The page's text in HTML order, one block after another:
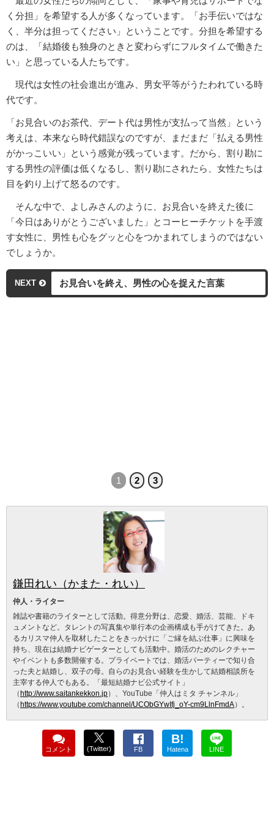
く分担」を希望する人が多くなっています。「お手伝いではな
く、半分は担ってください」ということです。分担を希望する
のは、「結婚後も独身のときと変わらずにフルタイムで働きた
い」と思っている人たちです。
現代は女性の社会進出が進み、男女平等がうたわれている時
代です。
「お見合いのお茶代、デート代は男性が支払って当然」という
考えは、本来なら時代錯誤なのですが、まだまだ「払える男性
がかっこいい」という感覚が残っています。だから、割り勘に
する男性の評価は低くなるし、割り勘にされたら、女性たちは
目を釣り上げて怒るのです。
そんな中で、よしみさんのように、お見合いを終えた後に
「今日はありがとうございました」とコーヒーチケットを手渡
す女性に、男性も心をグッと心をつかまれてしまうのではない
でしょうか。
NEXT お見合いを終え、男性の心を捉えた言葉
1 2 3
鎌田れい（かまた・れい）
仲人・ライター
雑誌や書籍のライターとして活動。得意分野は、恋愛、婚活、芸能、ドキ
ュメントなど。タレントの写真集や単行本の企画構成も手がけてきた。あ
るカリスマ仲人を取材したことをきっかけに「ご縁を結ぶ仕事」に興味を
持ち、現在は結婚ナビゲーターとしても活動中。婚活のためのレクチャー
やイベントも多数開催する。プライベートでは、婚活パーティーで知り合
った夫と結婚し、双子の母。自らのお見合い経験を生かして結婚相談所を
主宰する仲人でもある。「最短結婚ナビ公式サイト」
（ http://www.saitankekkon.jp）、YouTube「仲人はミタ チャンネル」
（ https://www.youtube.com/channel/UCObGYwIfj_oY-cm9LlnFmdA）。
コメント (Twitter) FB
B!
Hatena LINE